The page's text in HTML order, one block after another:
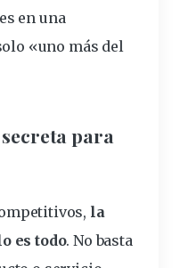
en una
«uno más del
para
la
es todo. No basta